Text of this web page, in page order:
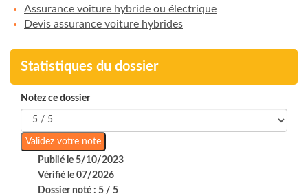
Assurance voiture hybride ou électrique
Devis assurance voiture hybrides
Statistiques du dossier
Notez ce dossier
Publié le 5/10/2023
Vérifié le 07/2026
Dossier noté : 5 / 5